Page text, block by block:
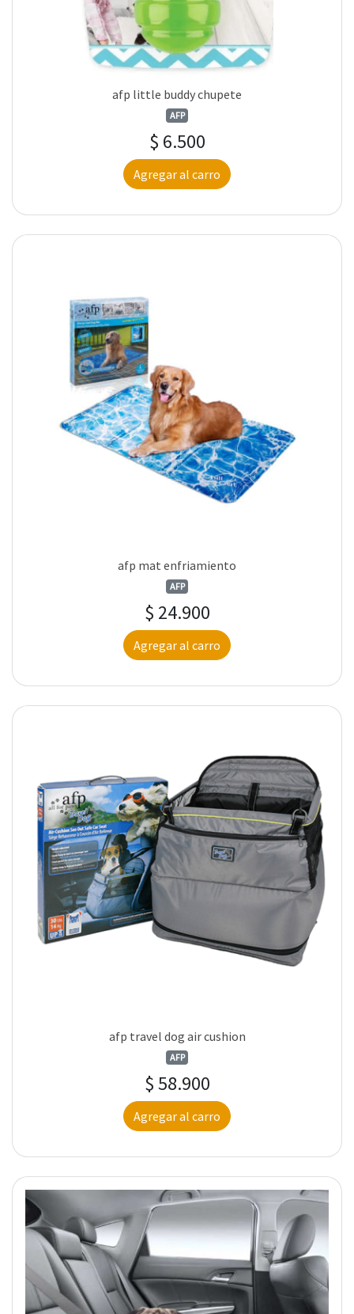
afp little buddy chupete
AFP
$ 6.500
Agregar al carro
afp mat enfriamiento
AFP
$ 24.900
Agregar al carro
afp travel dog air cushion
AFP
$ 58.900
Agregar al carro